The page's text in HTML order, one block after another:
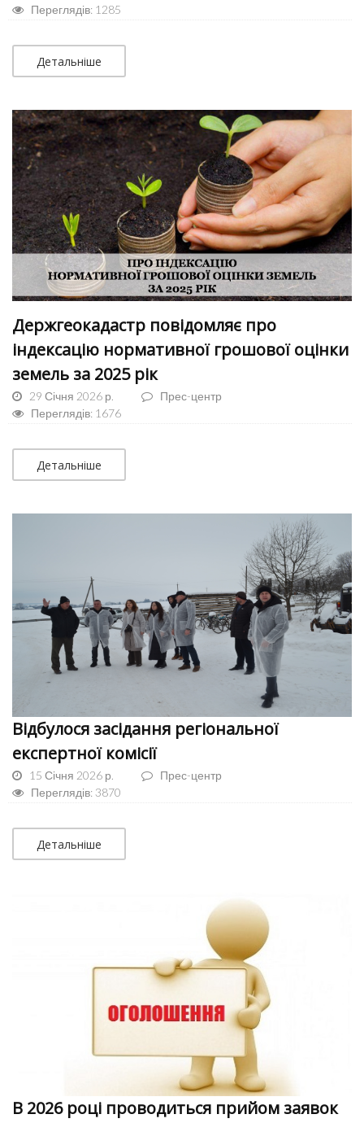
Переглядів: 1285
Детальніше
Держгеокадастр повідомляє про
індексацію нормативної грошової оцінки
земель за 2025 рік
29 Січня 2026 р.
Прес-центр
Переглядів: 1676
Детальніше
Відбулося засідання регіональної
експертної комісії
15 Січня 2026 р.
Прес-центр
Переглядів: 3870
Детальніше
В 2026 році проводиться прийом заявок